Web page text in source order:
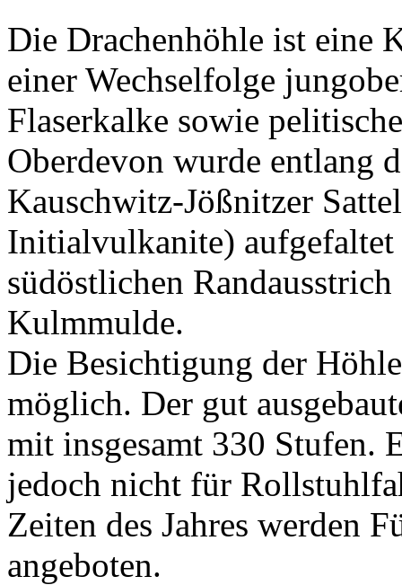
Die Drachenhöhle ist eine
einer Wechselfolge
Flaserkalke sowie
Oberdevon wurde entlang
Kauschwitz-Jößnitzer
Initialvulkanite) aufgefaltet
südöstlichen
Kulmmulde.
Die Besichtigung der
möglich. Der gut
mit insgesamt 330 Stufen.
jedoch nicht für
Zeiten des Jahres werden
angeboten.